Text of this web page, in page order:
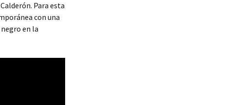
Para esta
con una
en la